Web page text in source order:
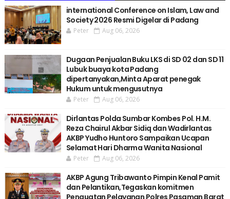
international Conference on Islam, Law and
Society 2026 Resmi Digelar di Padang
Peter Aug 06, 2026
Dugaan Penjualan Buku LKS di SD 02 dan SD 11
Lubuk buaya kota Padang
dipertanyakan,Minta Aparat penegak
Hukum untuk mengusutnya
Peter Aug 06, 2026
Dirlantas Polda Sumbar Kombes Pol. H.M.
Reza Chairul Akbar Sidiq dan Wadirlantas
AKBP Yudho Huntoro Sampaikan Ucapan
Selamat Hari Dharma Wanita Nasional
Peter Aug 06, 2026
AKBP Agung Tribawanto Pimpin Kenal Pamit
dan Pelantikan,Tegaskan komitmen